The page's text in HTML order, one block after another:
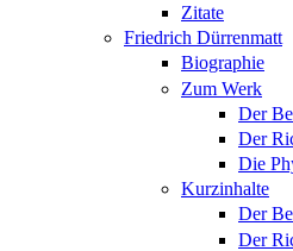
Zitate
Friedrich Dürrenmatt
Biographie
Zum Werk
Der
Der
Die
Kurzinhalte
Der
Der